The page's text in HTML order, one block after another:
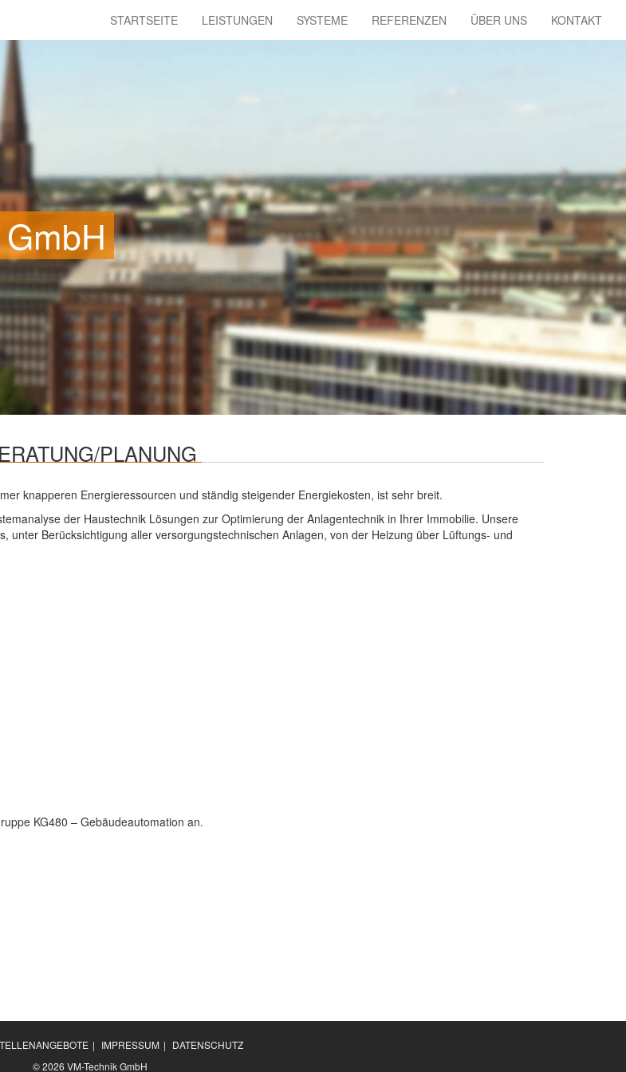
STARTSEITE LEISTUNGEN SYSTEME REFERENZEN ÜBER UNS KONTAKT
PLANUNG
knapperen Energieressourcen und ständig steigender Energiekosten, ist sehr breit.
der Haustechnik Lösungen zur Optimierung der Anlagentechnik in Ihrer Immobilie. Unsere
unter Berücksichtigung aller versorgungstechnischen Anlagen, von der Heizung über Lüftungs- und
KG480 – Gebäudeautomation an.
| IMPRESSUM | DATENSCHUTZ
© 2026 VM-Technik GmbH